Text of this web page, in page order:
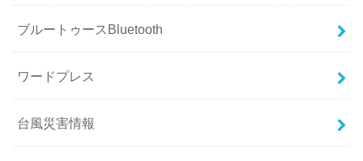
ブルートゥースBluetooth
ワードプレス
台風災害情報